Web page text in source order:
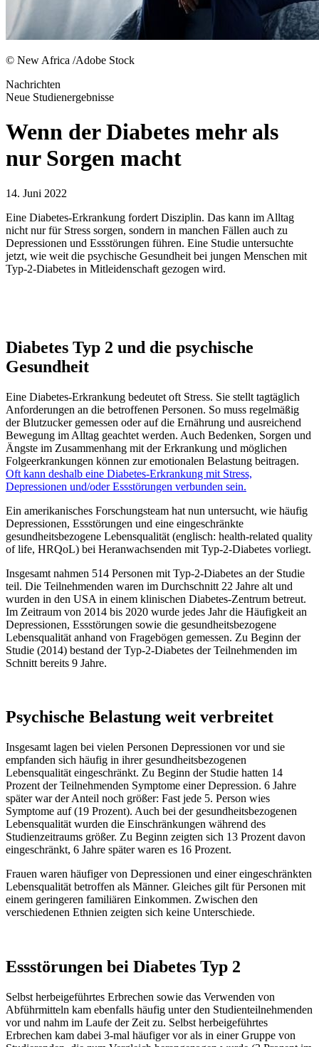
© New Africa /Adobe Stock
Nachrichten
Neue Studienergebnisse
Wenn der Diabetes mehr als
nur Sorgen macht
14. Juni 2022
Eine Diabetes-Erkrankung fordert Disziplin. Das kann im Alltag
nicht nur für Stress sorgen, sondern in manchen Fällen auch zu
Depressionen und Essstörungen führen. Eine Studie untersuchte
jetzt, wie weit die psychische Gesundheit bei jungen Menschen mit
Typ-2-Diabetes in Mitleidenschaft gezogen wird.
Diabetes Typ 2 und die psychische
Gesundheit
Eine Diabetes-Erkrankung bedeutet oft Stress. Sie stellt tagtäglich
Anforderungen an die betroffenen Personen. So muss regelmäßig
der Blutzucker gemessen oder auf die Ernährung und ausreichend
Bewegung im Alltag geachtet werden. Auch Bedenken, Sorgen und
Ängste im Zusammenhang mit der Erkrankung und möglichen
Folgeerkrankungen können zur emotionalen Belastung beitragen.
Oft kann deshalb eine Diabetes-Erkrankung mit Stress,
Depressionen und/oder Essstörungen verbunden sein.
Ein amerikanisches Forschungsteam hat nun untersucht, wie häufig
Depressionen, Essstörungen und eine eingeschränkte
gesundheitsbezogene Lebensqualität (englisch: health-related quality
of life, HRQoL) bei Heranwachsenden mit Typ-2-Diabetes vorliegt.
Insgesamt nahmen 514 Personen mit Typ-2-Diabetes an der Studie
teil. Die Teilnehmenden waren im Durchschnitt 22 Jahre alt und
wurden in den USA in einem klinischen Diabetes-Zentrum betreut.
Im Zeitraum von 2014 bis 2020 wurde jedes Jahr die Häufigkeit an
Depressionen, Essstörungen sowie die gesundheitsbezogene
Lebensqualität anhand von Fragebögen gemessen. Zu Beginn der
Studie (2014) bestand der Typ-2-Diabetes der Teilnehmenden im
Schnitt bereits 9 Jahre.
Psychische Belastung weit verbreitet
Insgesamt lagen bei vielen Personen Depressionen vor und sie
empfanden sich häufig in ihrer gesundheitsbezogenen
Lebensqualität eingeschränkt. Zu Beginn der Studie hatten 14
Prozent der Teilnehmenden Symptome einer Depression. 6 Jahre
später war der Anteil noch größer: Fast jede 5. Person wies
Symptome auf (19 Prozent). Auch bei der gesundheitsbezogenen
Lebensqualität wurden die Einschränkungen während des
Studienzeitraums größer. Zu Beginn zeigten sich 13 Prozent davon
eingeschränkt, 6 Jahre später waren es 16 Prozent.
Frauen waren häufiger von Depressionen und einer eingeschränkten
Lebensqualität betroffen als Männer. Gleiches gilt für Personen mit
einem geringeren familiären Einkommen. Zwischen den
verschiedenen Ethnien zeigten sich keine Unterschiede.
Essstörungen bei Diabetes Typ 2
Selbst herbeigeführtes Erbrechen sowie das Verwenden von
Abführmitteln kam ebenfalls häufig unter den Studienteilnehmenden
vor und nahm im Laufe der Zeit zu. Selbst herbeigeführtes
Erbrechen kam dabei 3-mal häufiger vor als in einer Gruppe von